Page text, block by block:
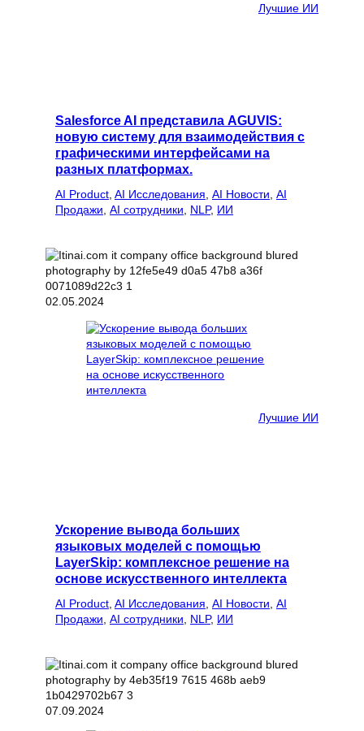
Лучшие ИИ
Salesforce AI представила AGUVIS:
новую систему для взаимодействия с
графическими интерфейсами на
разных платформах.
AI Product AI Исследования AI Новости AI
Продажи AI сотрудники NLP, ИИ
02.05.2024
Лучшие ИИ
Ускорение вывода больших
языковых моделей с помощью
LayerSkip: комплексное решение на
основе искусственного интеллекта
AI Product AI Исследования AI Новости AI
Продажи AI сотрудники NLP, ИИ
07.09.2024